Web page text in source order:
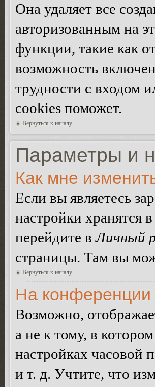
Она удаляет все
авторизованным на
функции, такие как
возможность
трудности с входом
cookies поможет.
Вернуться к началу
Параметры и
Как мне
Если вы являетесь
настройки хранятся
перейдите вЛичный
страницы. Там вы
Вернуться к началу
На конференции
Возможно,
а не к тому, в
настройках часовой
и т. д. Учтите, что